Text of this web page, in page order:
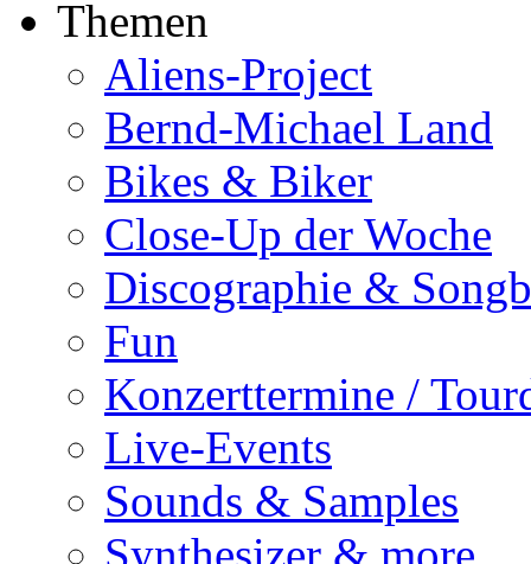
Themen
Aliens-Project
Bernd-Michael Land
Bikes & Biker
Close-Up der Woche
Discographie &
Fun
Konzerttermine /
Live-Events
Sounds & Samples
Synthesizer & more